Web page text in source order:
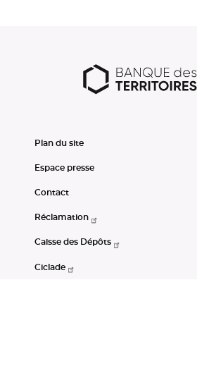
Plan du site
Espace presse
Contact
Réclamation
Caisse des Dépôts
Ciclade